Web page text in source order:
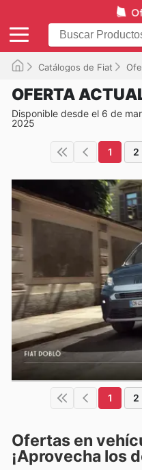
Catálogos de Fiat
OFERTA
Disponible desde el 6 de
2025
1 2
1 2
Ofertas en
¡Aprovecha los